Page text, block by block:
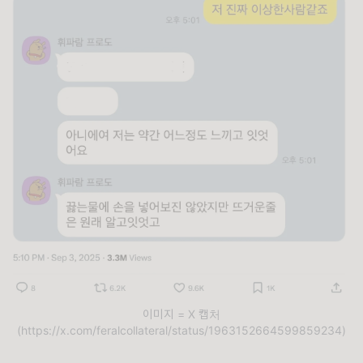
이미지 = X 캡처
(https://x.com/feralcollateral/status/1963152664599859234)